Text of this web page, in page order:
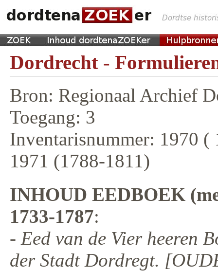
Dordrecht -
Bron: Regionaal Archief
Toegang: 3
Inventarisnummer: 1970 (
1971 (1788-1811)
INHOUD EEDBOEK
1733-1787:
- Eed van de Vier heeren
der Stadt Dordregt.